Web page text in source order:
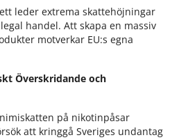
leder extrema skattehöjningar
handel. Att skapa en massiv
motverkar EU:s egna
Överskridande och
på nikotinpåsar
att kringgå Sveriges undantag